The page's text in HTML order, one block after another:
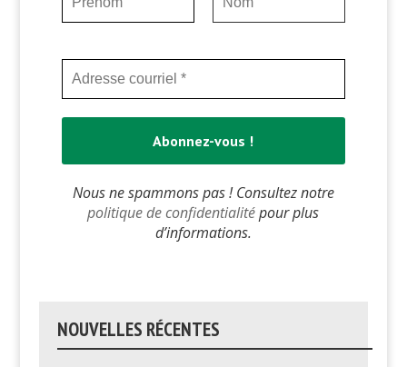
Nous ne spammons pas ! Consultez notre
politique de confidentialitépour plus
d’informations.
NOUVELLES RÉCENTES